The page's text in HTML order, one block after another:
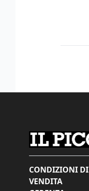
CONDIZIONI DI
VENDITA